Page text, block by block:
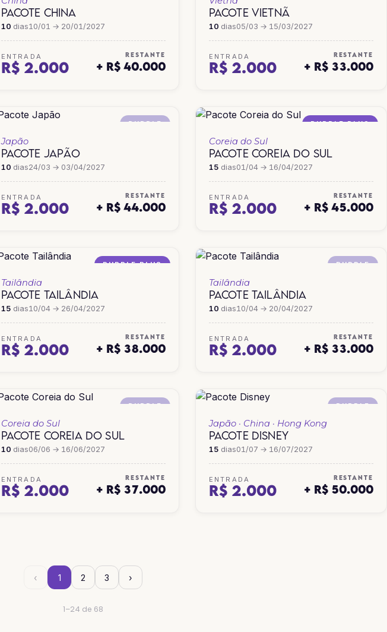
PACOTE CHINA
10 dias10/01 → 20/01/2027
ENTRADA
R$ 2.000
RESTANTE
+ R$ 40.000
PACOTE VIETNÃ
10 dias05/03 → 15/03/2027
ENTRADA
R$ 2.000
RESTANTE
+ R$ 33.000
PURPLE
Japão
PACOTE JAPÃO
10 dias24/03 → 03/04/2027
ENTRADA
R$ 2.000
RESTANTE
+ R$ 44.000
PURPLE PLUS
Coreia do Sul
PACOTE COREIA DO SUL
15 dias01/04 → 16/04/2027
ENTRADA
R$ 2.000
RESTANTE
+ R$ 45.000
PURPLE PLUS
Tailândia
PACOTE TAILÂNDIA
15 dias10/04 → 26/04/2027
ENTRADA
R$ 2.000
RESTANTE
+ R$ 38.000
PURPLE
Tailândia
PACOTE TAILÂNDIA
10 dias10/04 → 20/04/2027
ENTRADA
R$ 2.000
RESTANTE
+ R$ 33.000
PURPLE
Coreia do Sul
PACOTE COREIA DO SUL
10 dias06/06 → 16/06/2027
ENTRADA
R$ 2.000
RESTANTE
+ R$ 37.000
PURPLE
Japão · China · Hong Kong
PACOTE DISNEY
15 dias01/07 → 16/07/2027
ENTRADA
R$ 2.000
RESTANTE
+ R$ 50.000
‹ 1 2 3 ›
1–24 de 68